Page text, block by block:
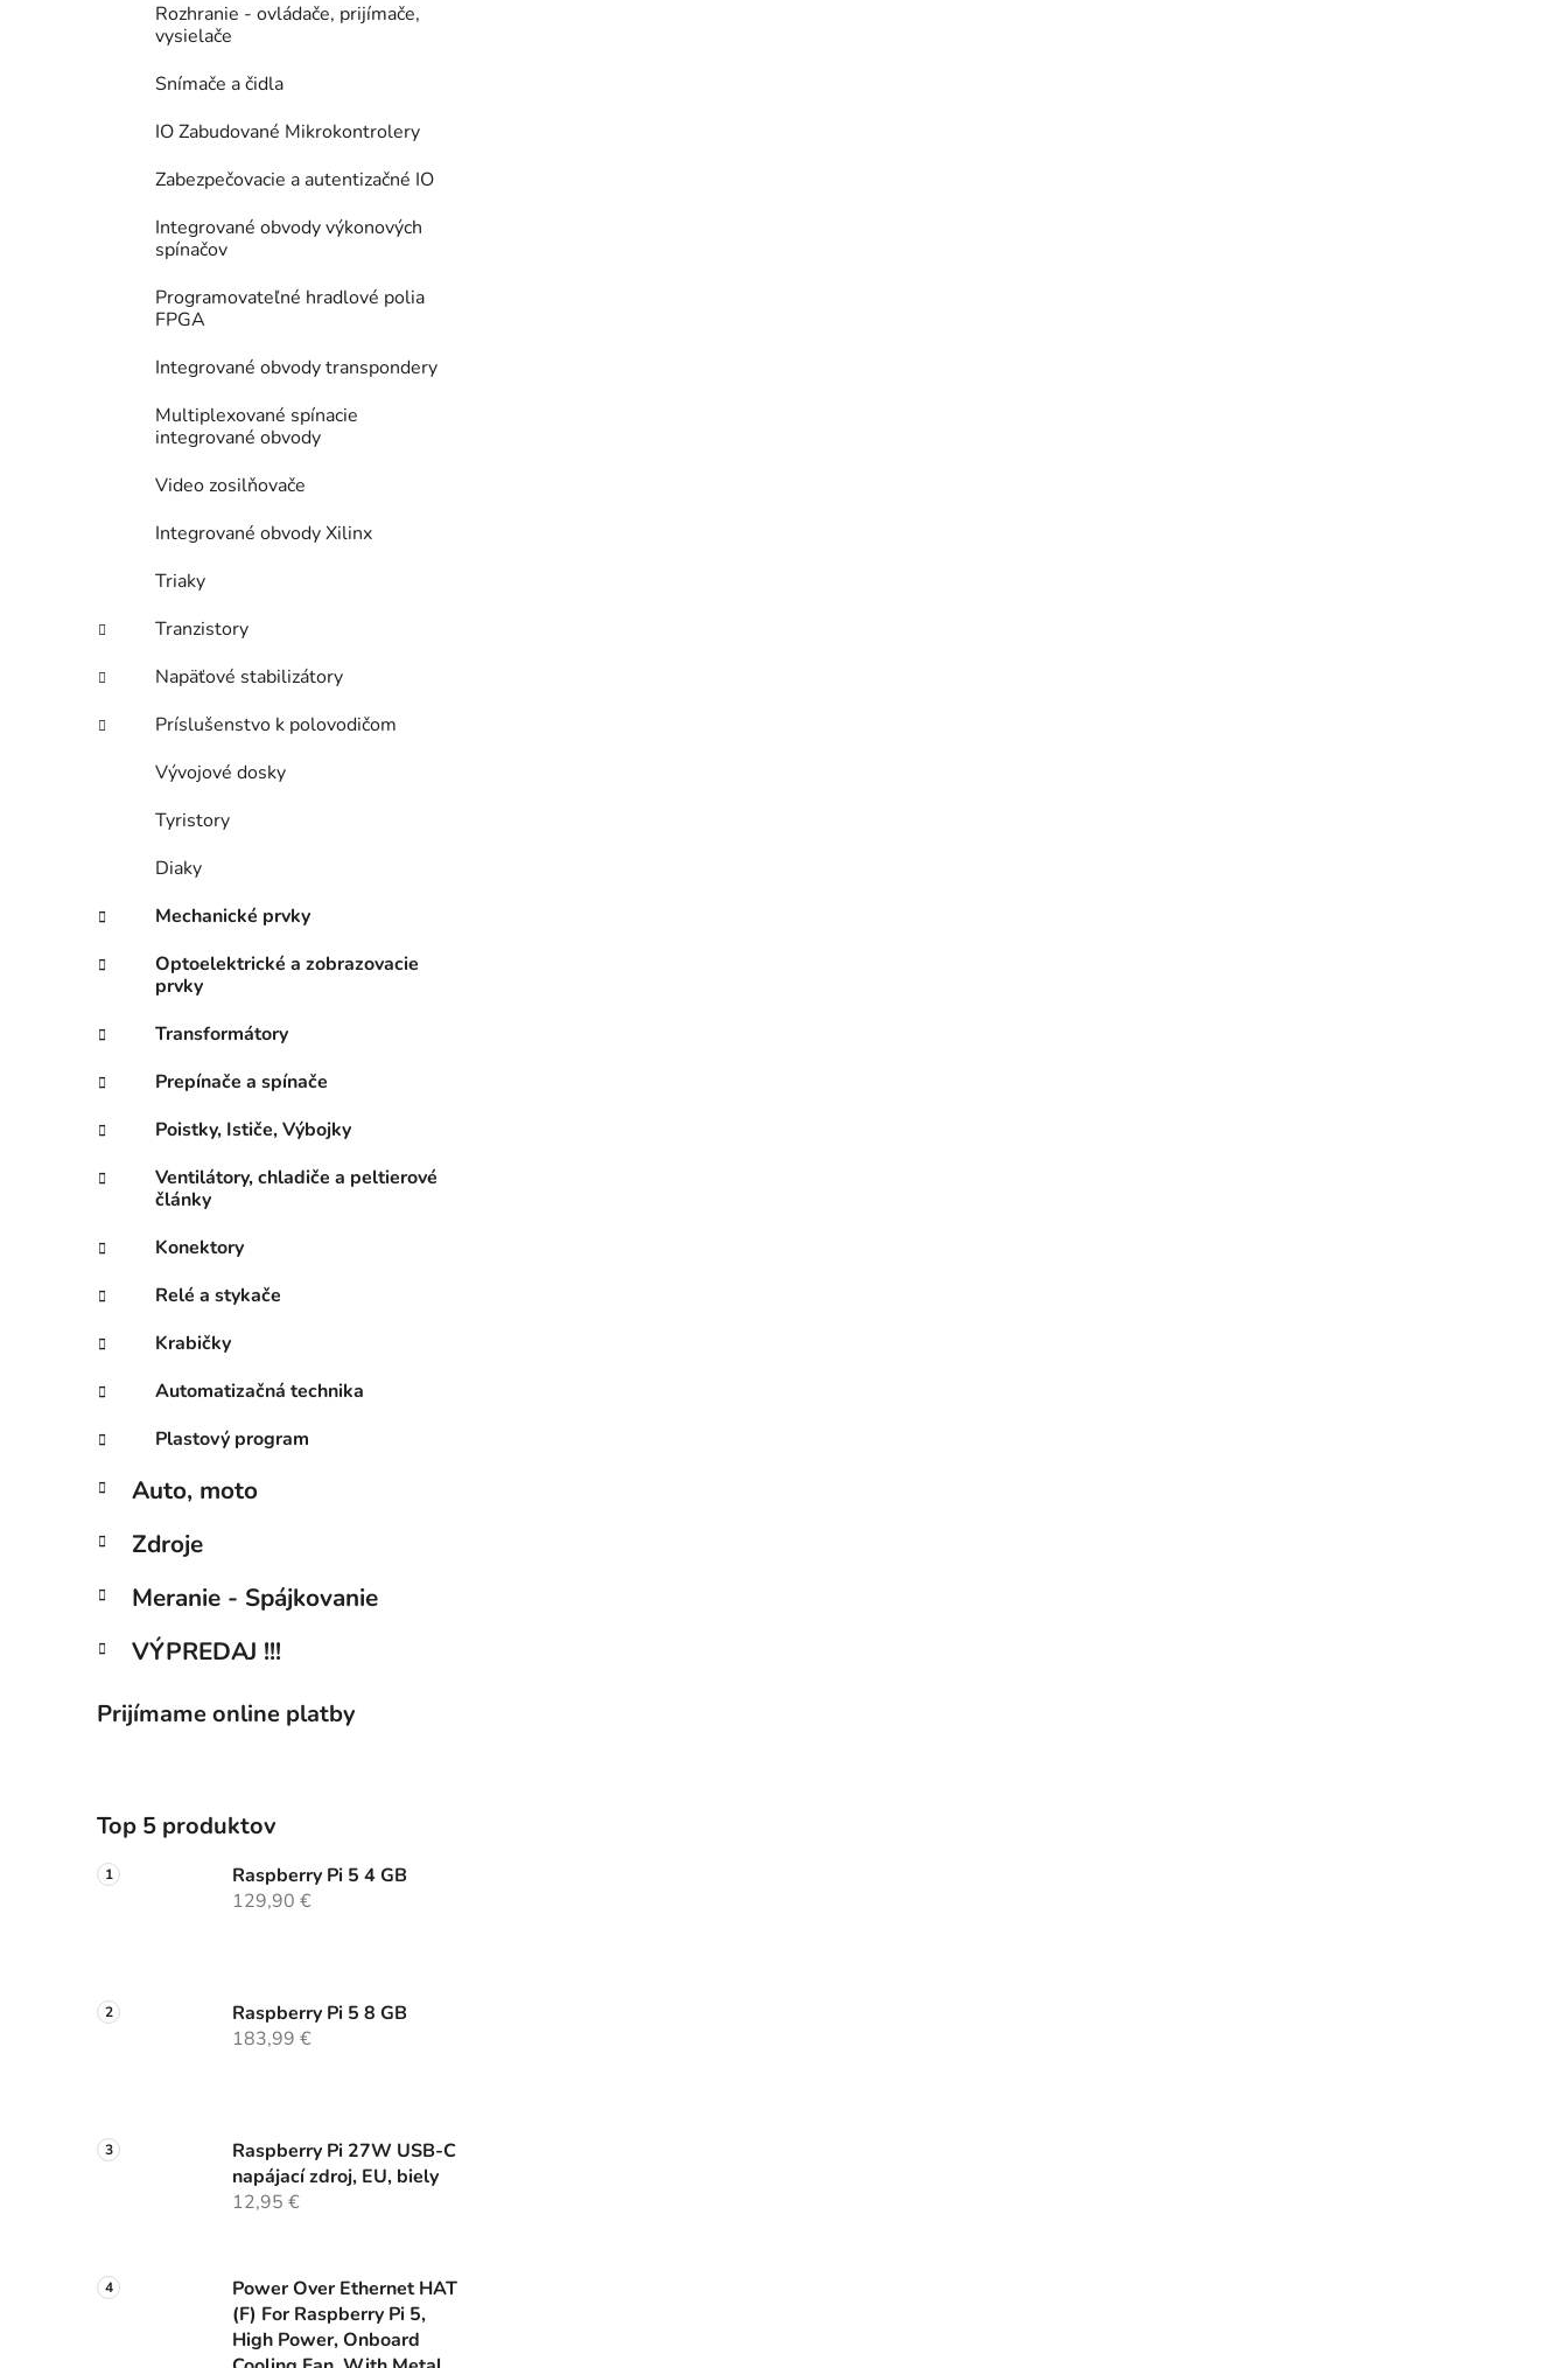
Rozhranie - ovládače, prijímače,
vysielače
Snímače a čidla
IO Zabudované Mikrokontrolery
Zabezpečovacie a autentizačné IO
Integrované obvody výkonových
spínačov
Programovateľné hradlové polia
FPGA
Integrované obvody transpondery
Multiplexované spínacie
integrované obvody
Video zosilňovače
Integrované obvody Xilinx
Triaky
Tranzistory
Napäťové stabilizátory
Príslušenstvo k polovodičom
Vývojové dosky
Tyristory
Diaky
Mechanické prvky
Optoelektrické a zobrazovacie
prvky
Transformátory
Prepínače a spínače
Poistky, Ističe, Výbojky
Ventilátory, chladiče a peltierové
články
Konektory
Relé a stykače
Krabičky
Automatizačná technika
Plastový program
Auto, moto
Zdroje
Meranie - Spájkovanie
VÝPREDAJ !!!
Prijímame online platby
Top 5 produktov
Raspberry Pi 5 4 GB
129,90 €
Raspberry Pi 5 8 GB
183,99 €
Raspberry Pi 27W USB-C
napájací zdroj, EU, biely
12,95 €
Power Over Ethernet HAT
(F) For Raspberry Pi 5,
High Power, Onboard